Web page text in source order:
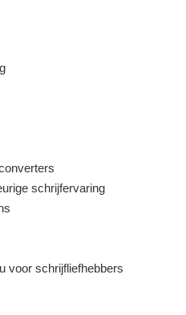
schrijfervaring
voor schrijfliefhebbers